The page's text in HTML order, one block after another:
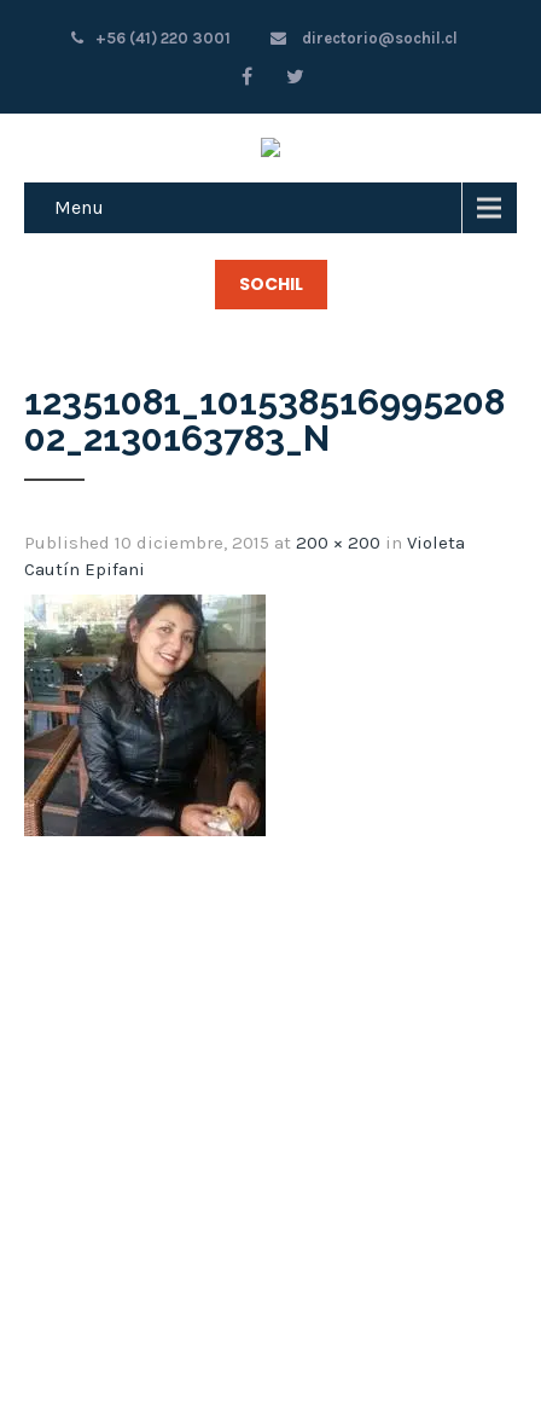
+56 (41) 220 3001 directorio@sochil.cl
Menu
SOCHIL
12351081_101538516995208
02_2130163783_N
Published 10 diciembre, 2015 at 200 × 200 in Violeta
Cautín Epifani